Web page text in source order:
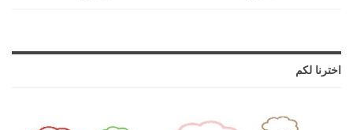
اخترنا لكم